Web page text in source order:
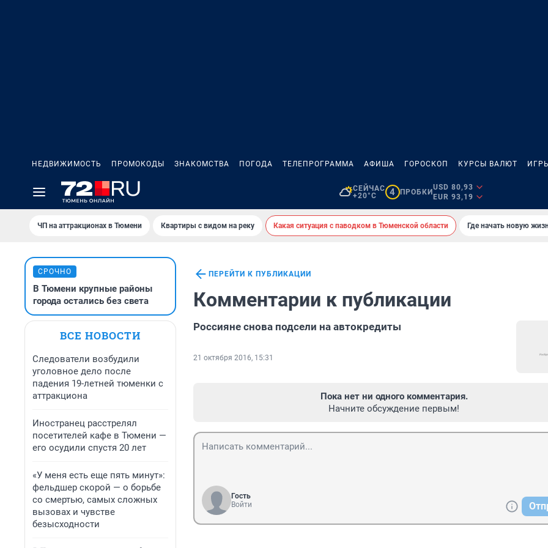
НЕДВИЖИМОСТЬ ПРОМОКОДЫ ЗНАКОМСТВА ПОГОДА ТЕЛЕПРОГРАММА АФИША ГОРОСКОП КУРСЫ ВАЛЮТ ИГРЫ
СЕЙЧАС
+20°C
4 ПРОБКИ
USD 80,93
EUR 93,19
ЧП на аттракционах в Тюмени Квартиры с видом на реку Какая ситуация с паводком в Тюменской области Где начать новую
СРОЧНО
В Тюмени крупные районы
города остались без света
ВСЕ НОВОСТИ
Следователи возбудили
уголовное дело после
падения 19-летней тюменки с
аттракциона
Иностранец расстрелял
посетителей кафе в Тюмени —
его осудили спустя 20 лет
«У меня есть еще пять минут»:
фельдшер скорой — о борьбе
со смертью, самых сложных
вызовах и чувстве
безысходности
ПЕРЕЙТИ К ПУБЛИКАЦИИ
Комментарии к публикации
Россияне снова подсели на автокредиты
21 октября 2016, 15:31
Пока нет ни одного комментария.
Начните обсуждение первым!
Гость
Войти